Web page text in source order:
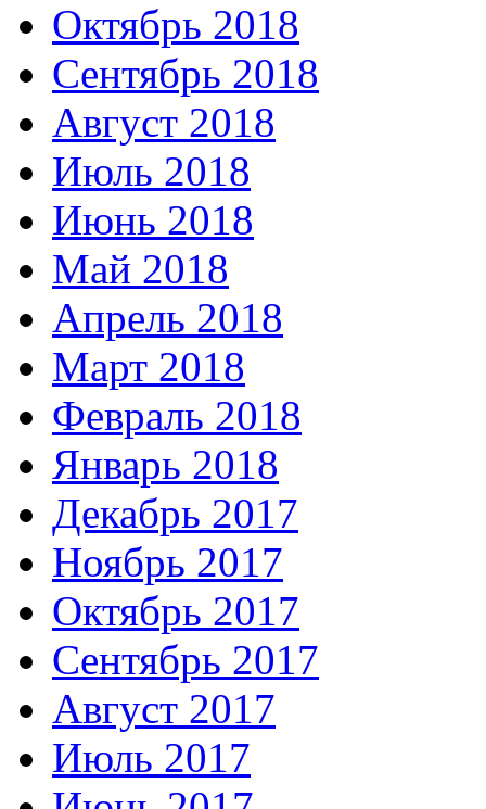
Октябрь 2018
Сентябрь 2018
Август 2018
Июль 2018
Июнь 2018
Май 2018
Апрель 2018
Март 2018
Февраль 2018
Январь 2018
Декабрь 2017
Ноябрь 2017
Октябрь 2017
Сентябрь 2017
Август 2017
Июль 2017